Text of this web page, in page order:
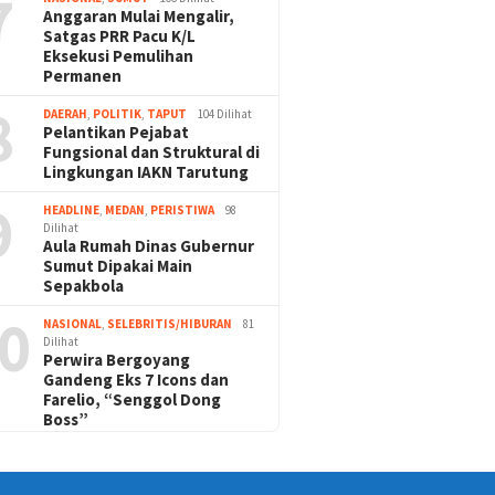
Anggaran Mulai Mengalir,
Satgas PRR Pacu K/L
Eksekusi Pemulihan
Permanen
DAERAH, POLITIK, TAPUT 104 Dilihat
Pelantikan Pejabat
Fungsional dan Struktural di
Lingkungan IAKN Tarutung
HEADLINE, MEDAN, PERISTIWA
98
Dilihat
Aula Rumah Dinas Gubernur
Sumut Dipakai Main
Sepakbola
NASIONAL, SELEBRITIS/HIBURAN
81
Dilihat
Perwira Bergoyang
Gandeng Eks 7 Icons dan
Farelio, “Senggol Dong
Boss”